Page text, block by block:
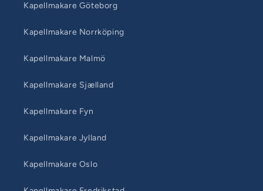
Kapellmakare Göteborg
Kapellmakare Norrköping
Kapellmakare Malmö
Kapellmakare Sjælland
Kapellmakare Fyn
Kapellmakare Jylland
Kapellmakare Oslo